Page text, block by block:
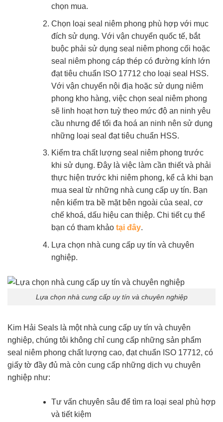
chọn mua.
Chọn loại seal niêm phong phù hợp với mục
đích sử dụng. Với vận chuyển quốc tế, bắt
buộc phải sử dụng seal niêm phong cối hoặc
seal niêm phong cáp thép có đường kính lớn
đạt tiêu chuẩn ISO 17712 cho loại seal HSS.
Với vận chuyển nội địa hoặc sử dụng niêm
phong kho hàng, việc chọn seal niêm phong
sẽ linh hoạt hơn tuỳ theo mức độ an ninh yêu
cầu nhưng để tối đa hoá an ninh nên sử dụng
những loại seal đạt tiêu chuẩn HSS.
Kiểm tra chất lượng seal niêm phong trước
khi sử dụng. Đây là việc làm cần thiết và phải
thực hiện trước khi niêm phong, kể cả khi bạn
mua seal từ những nhà cung cấp uy tín. Bạn
nên kiểm tra bề mặt bên ngoài của seal, cơ
chế khoá, dấu hiệu can thiệp. Chi tiết cụ thể
bạn có tham khảo tại đây.
Lựa chọn nhà cung cấp uy tín và chuyên
nghiệp.
Lựa chọn nhà cung cấp uy tín và chuyên nghiệp
Kim Hải Seals là một nhà cung cấp uy tín và chuyên
nghiệp, chúng tôi không chỉ cung cấp những sản phẩm
seal niêm phong chất lượng cao, đạt chuẩn ISO 17712, có
giấy tờ đầy đủ mà còn cung cấp những dịch vụ chuyên
nghiệp như:
Tư vấn chuyên sâu để tìm ra loại seal phù hợp
và tiết kiệm